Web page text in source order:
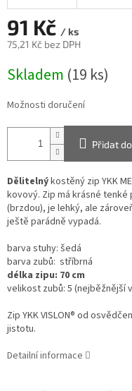
91 Kč / ks
75,21 Kč bez DPH
cena:
Skladem (19 ks)
Možnosti doručení
Přidat
Dělitelnýkostěný zip YKK
kovový. Zip má krásné
(brzdou), je lehký, ale
ještě parádně vypadá.
barva stuhy: šedá
barva zubů: stříbrná
délka zipu: 70 cm
velikost zubů: 5 (nejběžnější
Zip YKK VISLON® od
jistotu.
Detailní informace